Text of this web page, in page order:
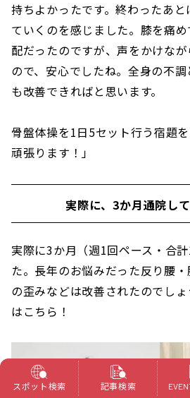
持ちよかったです。終わったあ
ていくのを感じました。膝を痛
配だったのですが、声をかけな
ので、安心でしたね。全身の不
も改善できればと思います。
骨盤体操を1日5セット行う宿題を
頑張ります！」
実際に、3か月通院し
実際に3か月（週1回ペース・合
た。長年のお悩みだった反り腰
の歪みなどは改善されたのでし
はこちら！
スポット検索 記事検索